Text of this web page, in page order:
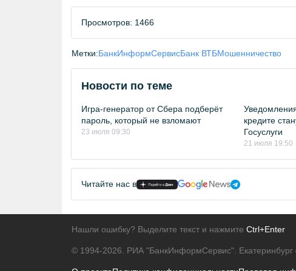
Просмотров: 1466
Метки:БанкИнформСервисБанк ВТБМошенничество
Новости по теме
Игра-генератор от Сбера подберёт
пароль, который не взломают
23 июля 09:30
кредите
Госуслуги
21 июля 19:50
Читайте нас в
Нашли ошибку? Выделите текст и нажмите Ctrl+Enter
© 1994-2026. РИА "БанкИнформСервис". Екатеринбург